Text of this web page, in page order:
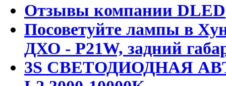
Отзывы компании DLED
Посоветуйте лампы в
ДХО - P21W, задний
3S СВЕТОДИОДНАЯ